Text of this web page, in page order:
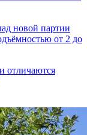
новой партии
от 2 до
отличаются